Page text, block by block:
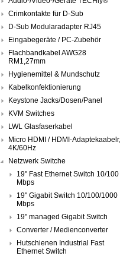
Crimkontakte für D-Sub
D-Sub Modularadapter RJ45
Eingabegeräte / PC-Zubehör
Flachbandkabel AWG28
RM1,27mm
Hygienemittel & Mundschutz
Kabelkonfektionierung
Keystone Jacks/Dosen/Panel
KVM Switches
LWL Glasfaserkabel
Micro HDMI / HDMI-Adaptekaabelr,
4K/60Hz
Netzwerk Switche
19" Fast Ethernet Switch 10/100
Mbps
19" Gigabit Switch 10/100/1000
Mbps
19" managed Gigabit Switch
Converter / Medienconverter
Hutschienen Industrial Fast
Ethernet Switch